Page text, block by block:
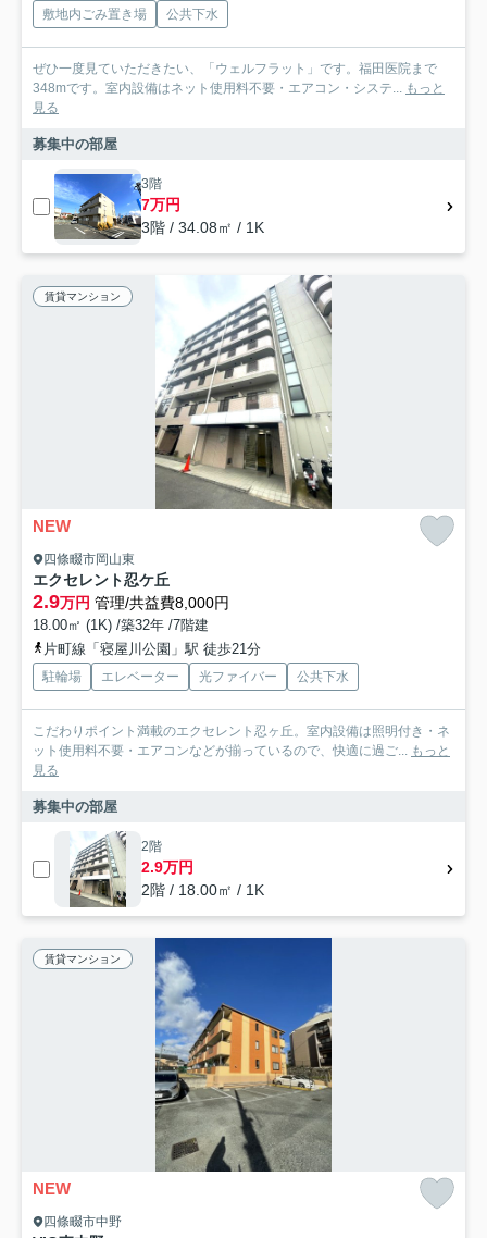
敷地内ごみ置き場
公共下水
ぜひ一度見ていただきたい、「ウェルフラット」です。福田医院まで
348mです。室内設備はネット使用料不要・エアコン・システ... もっと
見る
募集中の部屋
3階
7万円
3階 / 34.08㎡ / 1K
賃貸マンション
NEW
四條畷市岡山東
エクセレント忍ケ丘
2.9万円 管理/共益費8,000円
18.00㎡ (1K) /築32年 /7階建
片町線「寝屋川公園」駅 徒歩21分
駐輪場 エレベーター 光ファイバー 公共下水
こだわりポイント満載のエクセレント忍ヶ丘。室内設備は照明付き・ネ
ット使用料不要・エアコンなどが揃っているので、快適に過ご... もっと
見る
募集中の部屋
2階
2.9万円
2階 / 18.00㎡ / 1K
賃貸マンション
NEW
四條畷市中野